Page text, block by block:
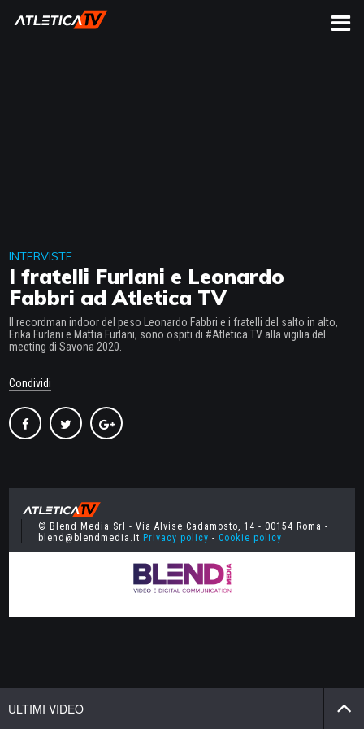
CERCA
INTERVISTE
I fratelli Furlani e Leonardo
Fabbri ad Atletica TV
Il recordman indoor del peso Leonardo Fabbri e i fratelli del salto in alto,
Erika Furlani e Mattia Furlani, sono ospiti di #Atletica TV alla vigilia del
meeting di Savona 2020.
Condividi
© Blend Media Srl - Via Alvise Cadamosto, 14 - 00154 Roma -
blend@blendmedia.it Privacy policy - Cookie policy